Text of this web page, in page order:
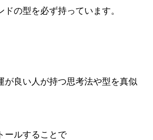
ドの型を必ず持っています。
が良い人が持つ思考法や型を真似
ールすることで